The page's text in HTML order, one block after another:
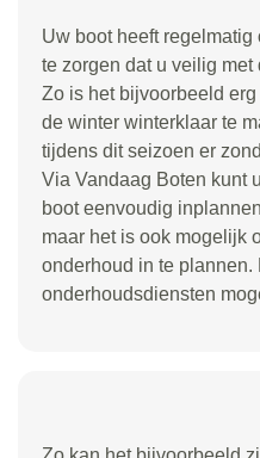
Uw boot heeft
te zorgen dat u veilig
Zo is het bijvoorbeeld
de winter winterklaar te
tijdens dit seizoen er
Via Vandaag Boten kunt
boot eenvoudig
maar het is ook mogelijk
onderhoud in te
onderhoudsdiensten